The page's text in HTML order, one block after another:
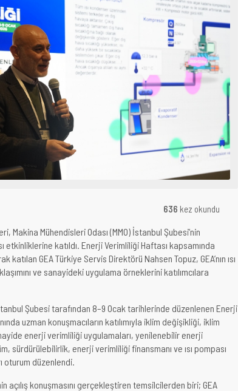
636 kez okundu
Makina Mühendisleri Odası (MMO) İstanbul Şubesi’nin
katıldı. Enerji Verimliliği Haftası kapsamında
katılan GEA Türkiye Servis Direktörü Nahsen Topuz, GEA’nın ısı
ve sanayideki uygulama örneklerini katılımcılara
Şubesi tarafından 8–9 Ocak tarihlerinde düzenlenen Enerji
uzman konuşmacıların katılımıyla iklim değişikliği, iklim
enerji verimliliği uygulamaları, yenilenebilir enerji
sürdürülebilirlik, enerji verimliliği finansmanı ve ısı pompası
oturum düzenlendi.
açılış konuşmasını gerçekleştiren temsilcilerden biri; GEA